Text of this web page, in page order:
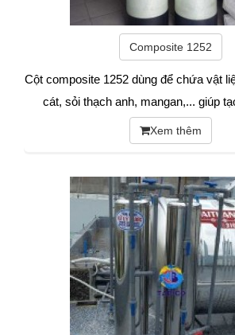
Composite 1252
Cột composite 1252 dùng để chứa vật
cát, sỏi thạch anh, mangan,... giúp
Xem thêm